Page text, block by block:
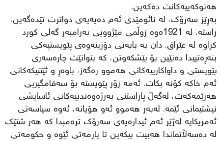
هەنوکەییەکانت دەکەین.
بەڕێز سەرۆك، لە نائومێدی ئەم دەیەیەی دواترت تێدەگەین،
راستە، لە 1921ەوە زوڵمی مێژوویی بەرامبەر گەلی کورد
کراوە لە عێراق. دان بە بابەتی دۆزینەوەی پێویستیەکی
بنەڕەتییدا دەنێین بۆ پێشکەوتن، کە بتوانێت چارەسەری
پێویستی و داواکارییەکانی هەموو رەگەز، باوەڕ و ئێتنیکەکانی
ئەم خاکە کۆنە بکات. ئەمە زۆر پێویستە بۆ سەقامگیریی
هەرێمەکەت، لەگەڵ پاراستنی بەرژەوەندییەکانی ئاسایشی
نیشتیمانی ئێمە. لەبەر هەموو ئەو هۆیانە، ئەوە سیاسەتی
ئەمریکایە لەژێر ئەم ئیدارەیەی سەرۆك ترەمپدا کە هەر شتێك
لە دەسەڵاتماندا هەبیت بیکەین تا یارمەتی ئێوە و حکومەتی